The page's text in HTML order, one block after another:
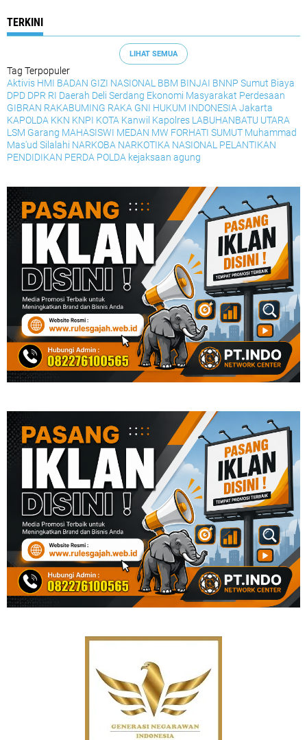
TERKINI
LIHAT SEMUA
Tag Terpopuler
Aktivis HMI BADAN GIZI NASIONAL BBM BINJAI BNNP Sumut Biaya
DPD DPR RI Daerah Deli Serdang Ekonomi Masyarakat Perdesaan
GIBRAN RAKABUMING RAKA GNI HUKUM INDONESIA Jakarta
KAPOLDA KKN KNPI KOTA Kanwil Kapolres LABUHANBATU UTARA
LSM Garang MAHASISWI MEDAN MW FORHATI SUMUT Muhammad
Mas'ud Silalahi NARKOBA NARKOTIKA NASIONAL PELANTIKAN
PENDIDIKAN PERDA POLDA kejaksaan agung